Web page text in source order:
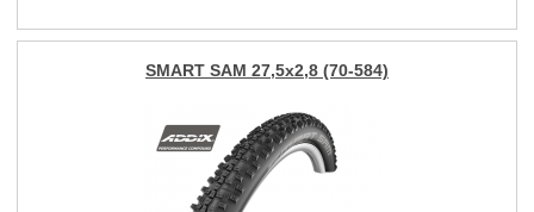
SMART SAM 27,5x2,8 (70-584)